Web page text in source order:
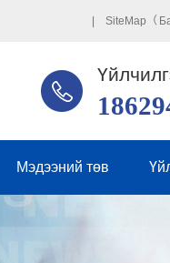
| SiteMap（
Мэдээний төв